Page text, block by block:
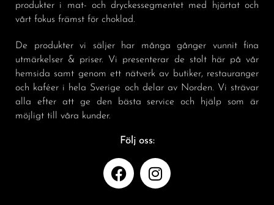
produkter i mat- och dryckessegmentet med hjärtat och
vårt fokus främst för choklad.
De produkter vi säljer har många gånger vunnit fina
utmärkelser & priser. Vi presenterar de stolt här på vår
hemsida samt genom ett nätverk av butiker, restauranger
och kaféer i hela Sverige och delar av Norden. Vi strävar
alla efter att ge den bästa service och hjälp som är
möjligt till våra kunder.
Följ oss: